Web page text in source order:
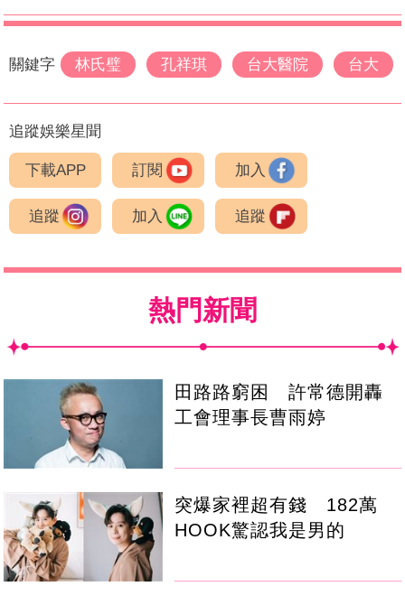
關鍵字 林氏璧 孔祥琪 台大醫院 台大
追蹤娛樂星聞
下載APP 訂閱 加入
追蹤 加入 追蹤
熱門新聞
田路路窮困 許常德開轟
工會理事長曹雨婷
突爆家裡超有錢 182萬
HOOK驚認我是男的